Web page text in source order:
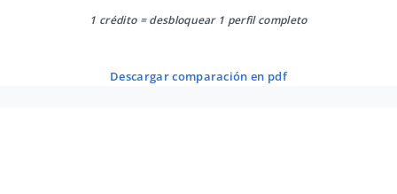
1 crédito = desbloquear 1 perfil completo
descargar comparación en pdf